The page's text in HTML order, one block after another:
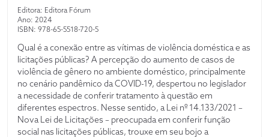
Editora: Editora Fórum
Ano: 2024
ISBN: 978-65-5518-720-5
Qual é a conexão entre as vítimas de violência doméstica e as
licitações públicas? A percepção do aumento de casos de
violência de gênero no ambiente doméstico, principalmente
no cenário pandêmico da COVID-19, despertou no legislador
a necessidade de conferir tratamento à questão em
diferentes espectros. Nesse sentido, a Lei nº 14.133/2021 –
Nova Lei de Licitações – preocupada em conferir função
social nas licitações públicas, trouxe em seu bojo a